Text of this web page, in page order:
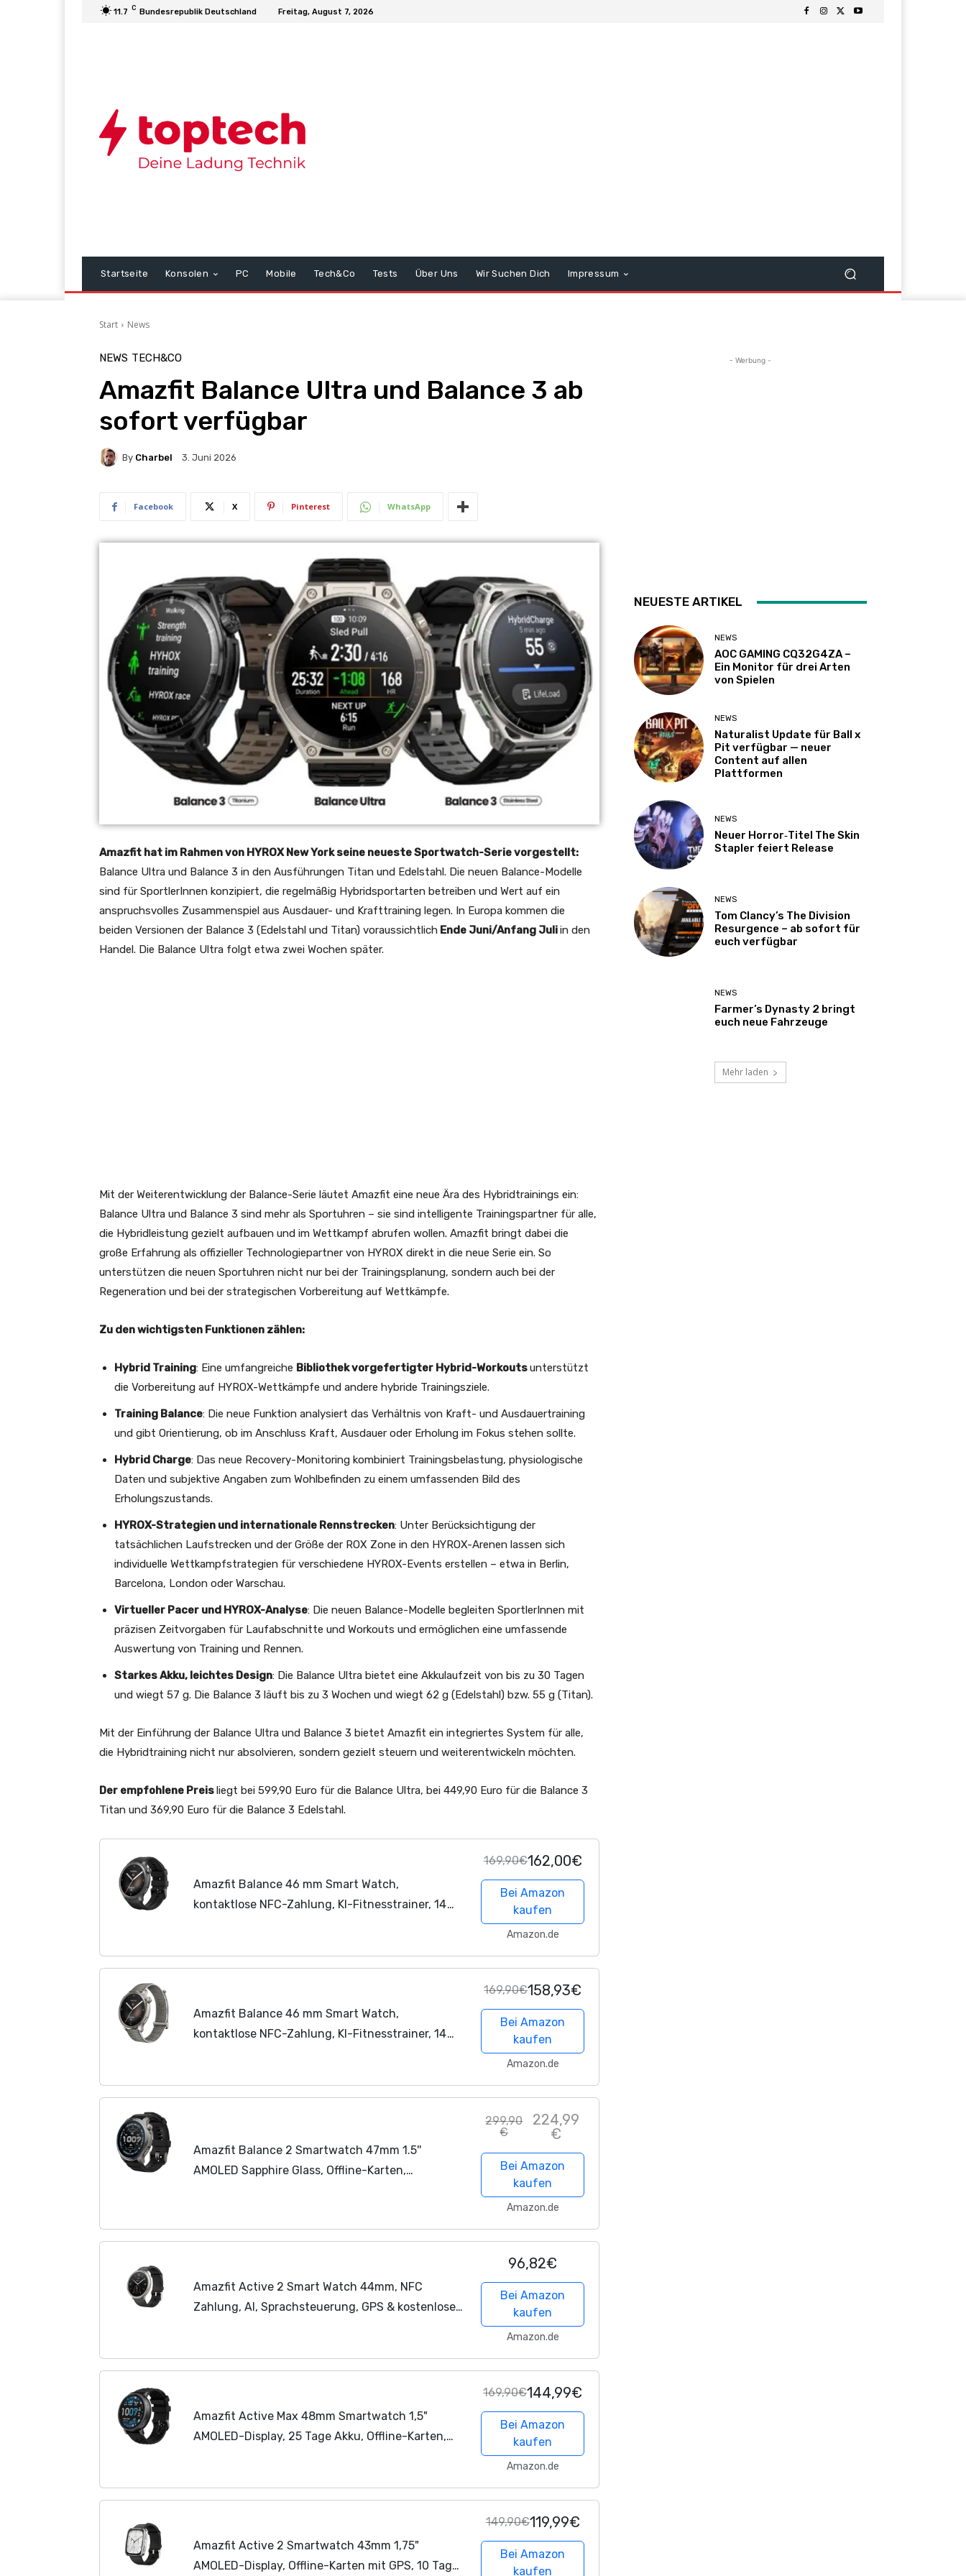
11.7 C Bundesrepublik Deutschland Freitag, August 7, 2026
Startseite Konsolen PC Mobile Tech&Co Tests Über Uns Wir Suchen Dich Impressum
Start News
NEWS TECH&CO
Amazfit Balance Ultra und Balance 3 ab
sofort verfügbar
By Charbel 3. Juni 2026
Facebook X Pinterest WhatsApp
Amazfit hat im Rahmen von HYROX New York seine neueste Sportwatch-Serie vorgestellt:
Balance Ultra und Balance 3 in den Ausführungen Titan und Edelstahl. Die neuen Balance-Modelle
sind für SportlerInnen konzipiert, die regelmäßig Hybridsportarten betreiben und Wert auf ein
anspruchsvolles Zusammenspiel aus Ausdauer- und Krafttraining legen. In Europa kommen die
beiden Versionen der Balance 3 (Edelstahl und Titan) voraussichtlich Ende Juni/Anfang Juliin den
Handel. Die Balance Ultra folgt etwa zwei Wochen später.
Mit der Weiterentwicklung der Balance-Serie läutet Amazfit eine neue Ära des Hybridtrainings ein:
Balance Ultra und Balance 3 sind mehr als Sportuhren – sie sind intelligente Trainingspartner für alle,
die Hybridleistung gezielt aufbauen und im Wettkampf abrufen wollen. Amazfit bringt dabei die
große Erfahrung als offizieller Technologiepartner von HYROX direkt in die neue Serie ein. So
unterstützen die neuen Sportuhren nicht nur bei der Trainingsplanung, sondern auch bei der
Regeneration und bei der strategischen Vorbereitung auf Wettkämpfe.
Zu den wichtigsten Funktionen zählen:
Hybrid Training: Eine umfangreiche Bibliothek vorgefertigter Hybrid-Workoutsunterstützt
die Vorbereitung auf HYROX-Wettkämpfe und andere hybride Trainingsziele.
Training Balance: Die neue Funktion analysiert das Verhältnis von Kraft- und Ausdauertraining
und gibt Orientierung, ob im Anschluss Kraft, Ausdauer oder Erholung im Fokus stehen sollte.
Hybrid Charge: Das neue Recovery-Monitoring kombiniert Trainingsbelastung, physiologische
Daten und subjektive Angaben zum Wohlbefinden zu einem umfassenden Bild des
Erholungszustands.
HYROX-Strategien und internationale Rennstrecken: Unter Berücksichtigung der
tatsächlichen Laufstrecken und der Größe der ROX Zone in den HYROX-Arenen lassen sich
individuelle Wettkampfstrategien für verschiedene HYROX-Events erstellen – etwa in Berlin,
Barcelona, London oder Warschau.
Virtueller Pacer und HYROX-Analyse: Die neuen Balance-Modelle begleiten SportlerInnen mit
präzisen Zeitvorgaben für Laufabschnitte und Workouts und ermöglichen eine umfassende
Auswertung von Training und Rennen.
Starkes Akku, leichtes Design: Die Balance Ultra bietet eine Akkulaufzeit von bis zu 30 Tagen
und wiegt 57 g. Die Balance 3 läuft bis zu 3 Wochen und wiegt 62 g (Edelstahl) bzw. 55 g (Titan).
Mit der Einführung der Balance Ultra und Balance 3 bietet Amazfit ein integriertes System für alle,
die Hybridtraining nicht nur absolvieren, sondern gezielt steuern und weiterentwickeln möchten.
Der empfohlene Preisliegt bei 599,90 Euro für die Balance Ultra, bei 449,90 Euro für die Balance 3
Titan und 369,90 Euro für die Balance 3 Edelstahl.
Amazfit Balance 46 mm Smart Watch,
kontaktlose NFC-Zahlung, KI-Fitnesstrainer, 14
169,90€162,00€
Bei Amazon
kaufen
Amazon.de
Amazfit Balance 46 mm Smart Watch,
kontaktlose NFC-Zahlung, KI-Fitnesstrainer, 14
169,90€158,93€
Bei Amazon
kaufen
Amazon.de
Amazfit Balance 2 Smartwatch 47mm 1.5''
AMOLED Sapphire Glass, Offline-Karten,
299,90
€
224,99
€
Bei Amazon
kaufen
Amazon.de
Amazfit Active 2 Smart Watch 44mm, NFC
Zahlung, AI, Sprachsteuerung, GPS & kostenloses
96,82€
Bei Amazon
kaufen
Amazon.de
Amazfit Active Max 48mm Smartwatch 1,5"
AMOLED-Display, 25 Tage Akku, Offline-Karten,
169,90€144,99€
Bei Amazon
kaufen
Amazon.de
Amazfit Active 2 Smartwatch 43mm 1,75"
AMOLED-Display, Offline-Karten mit GPS, 10 Tage
149,90€119,99€
Bei Amazon
kaufen
- Werbung -
NEUESTE ARTIKEL
NEWS
AOC GAMING CQ32G4ZA –
Ein Monitor für drei Arten
von Spielen
NEWS
Naturalist Update für Ball x
Pit verfügbar — neuer
Content auf allen
Plattformen
NEWS
Neuer Horror‑Titel The Skin
Stapler feiert Release
NEWS
Tom Clancy’s The Division
Resurgence – ab sofort für
euch verfügbar
NEWS
Farmer’s Dynasty 2 bringt
euch neue Fahrzeuge
Mehr laden